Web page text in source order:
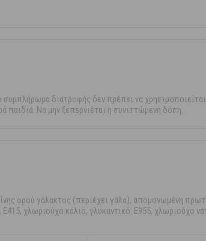
διατροφής δεν πρέπει να
παιδιά. Να μην ξεπερνιέται η συνιστώμενη δόση.
ορού γάλακτος (περιέχει γάλα), απομονωμένη
χλωριούχο κάλιο, γλυκαντικό: E955, χλωριούχο